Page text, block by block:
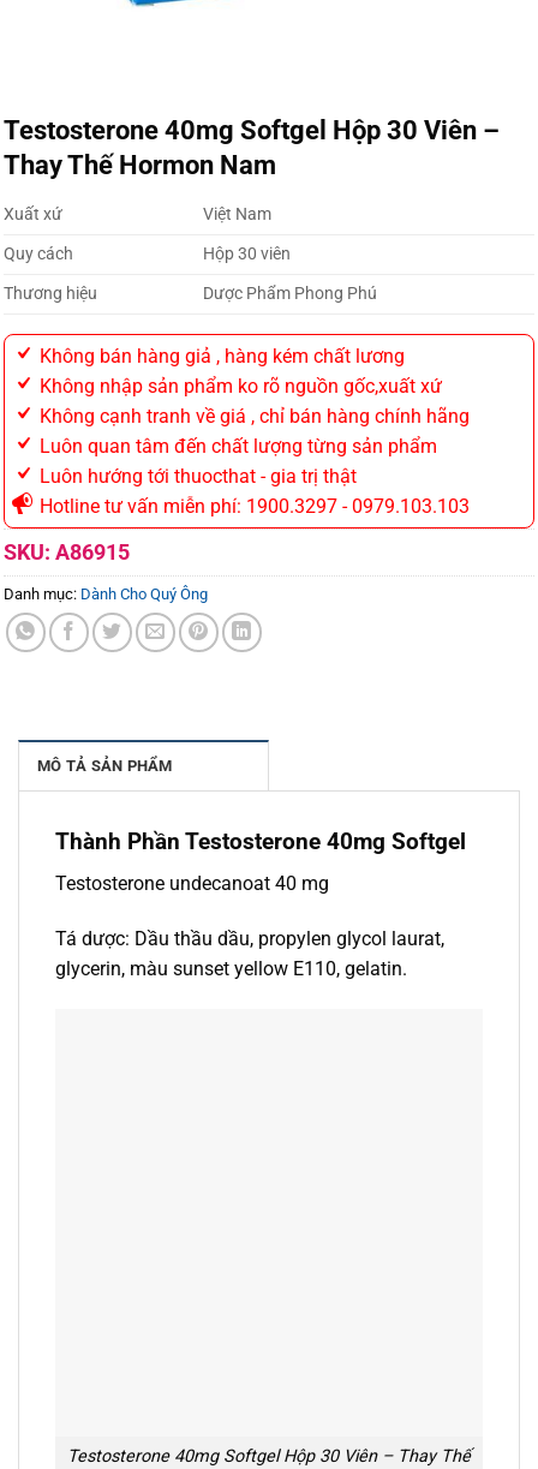
Testosterone 40mg Softgel Hộp 30 Viên –
Thay Thế Hormon Nam
Xuất xứ
Việt Nam
Quy cách
Hộp 30 viên
Thương hiệu
Dược Phẩm Phong Phú
Không bán hàng giả , hàng kém chất lương
Không nhập sản phẩm ko rõ nguồn gốc,xuất xứ
Không cạnh tranh về giá , chỉ bán hàng chính hãng
Luôn quan tâm đến chất lượng từng sản phẩm
Luôn hướng tới thuocthat - gia trị thật
Hotline tư vấn miễn phí: 1900.3297 - 0979.103.103
SKU: A86915
Danh mục: Dành Cho Quý Ông
MÔ TẢ SẢN PHẨM
Thành Phần Testosterone 40mg Softgel
Testosterone undecanoat 40 mg
Tá dược: Dầu thầu dầu, propylen glycol laurat,
glycerin, màu sunset yellow E110, gelatin.
Testosterone 40mg Softgel Hộp 30 Viên – Thay Thế